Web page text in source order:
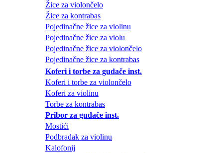
Žice za violončelo
Žice za kontrabas
Pojedinačne žice za violinu
Pojedinačne žice za violu
Pojedinačne žice za violončelo
Pojedinačne žice za kontrabas
Koferi i torbe za gudače inst.
Koferi i torbe za violončelo
Koferi za violinu
Torbe za kontrabas
Pribor za gudače inst.
Mostići
Podbradak za violinu
Kalofonij